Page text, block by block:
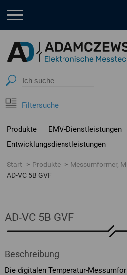
Filtersuche
Produkte
EMV-Dienstleistungen
Entwicklungsdienstleistungen
Start Produkte
Messumformer,
AD-VC 5B GVF
AD-VC 5B GVF
Beschreibung
Die digitalen Temperatur-